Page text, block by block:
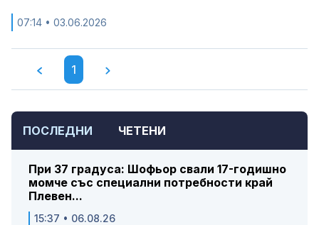
07:14 • 03.06.2026
1
ПОСЛЕДНИ ЧЕТЕНИ
При 37 градуса: Шофьор свали 17-годишно
момче със специални потребности край
Плевен...
15:37 • 06.08.26